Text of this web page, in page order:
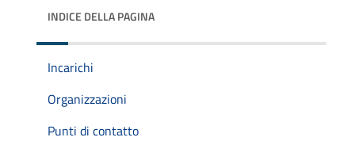
INDICE DELLA PAGINA
Incarichi
Organizzazioni
Punti di contatto